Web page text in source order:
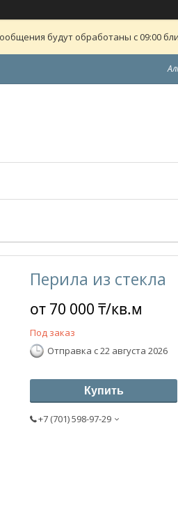
будут обработаны с 09:00
Перила из стекла
от 70 000 ₸/кв.м
Под заказ
Отправка с 22 августа 2026
Купить
+7 (701) 598-97-29